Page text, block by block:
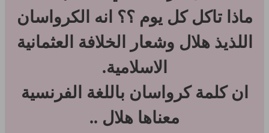
ماذا تاكل كل يوم ؟؟ انه الكرواسان
اللذيذ هلال وشعار الخلافة العثمانية
الاسلامية.
ان كلمة كرواسان باللغة الفرنسية
معناها هلال ..